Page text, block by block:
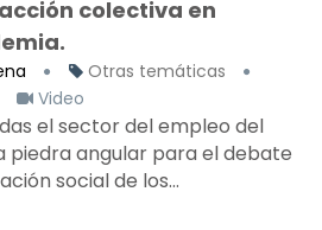
colectiva en
Otras temáticas
Video
el sector del empleo del
piedra angular para el debate
social de los...